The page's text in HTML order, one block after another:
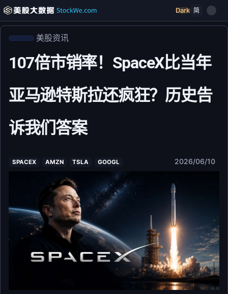
Dark 简
美股资讯
107倍市销率！SpaceX比当年
亚马逊特斯拉还疯狂？历史告
诉我们答案
SPACEX AMZN TSLA GOOGL 2026/06/10